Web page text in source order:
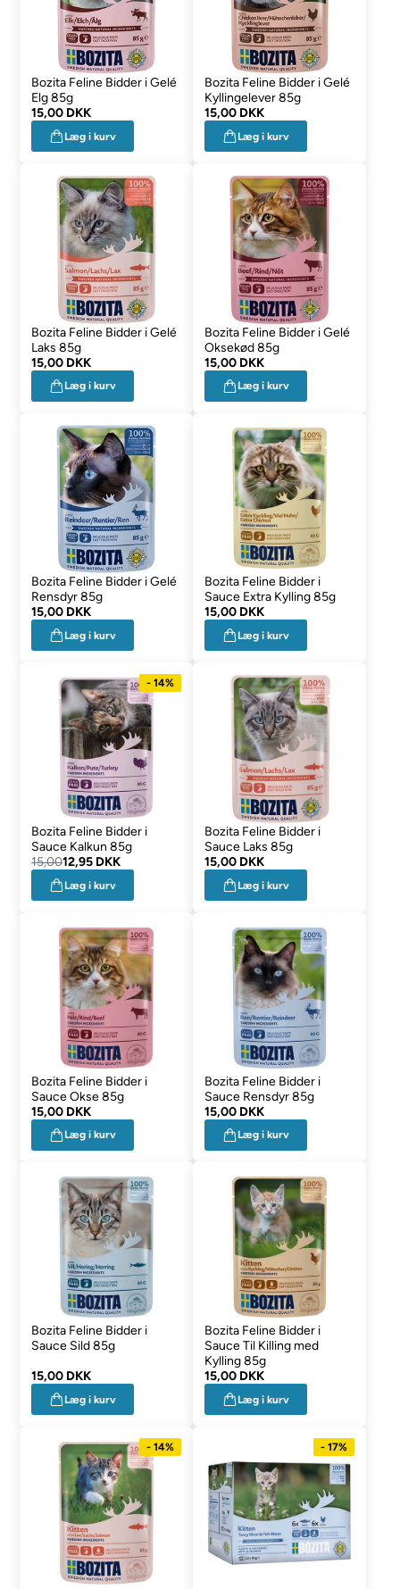
Bozita Feline Bidder i Gelé
Elg 85g
15,00 DKK
Læg i kurv
Bozita Feline Bidder i Gelé
Kyllingelever 85g
15,00 DKK
Læg i kurv
Bozita Feline Bidder i Gelé
Laks 85g
15,00 DKK
Læg i kurv
Bozita Feline Bidder i Gelé
Oksekød 85g
15,00 DKK
Læg i kurv
Bozita Feline Bidder i Gelé
Rensdyr 85g
15,00 DKK
Læg i kurv
Bozita Feline Bidder i
Sauce Extra Kylling 85g
15,00 DKK
Læg i kurv
- 14%
Bozita Feline Bidder i
Sauce Kalkun 85g
15,0012,95 DKK
Læg i kurv
Bozita Feline Bidder i
Sauce Laks 85g
15,00 DKK
Læg i kurv
Bozita Feline Bidder i
Sauce Okse 85g
15,00 DKK
Læg i kurv
Bozita Feline Bidder i
Sauce Rensdyr 85g
15,00 DKK
Læg i kurv
Bozita Feline Bidder i
Sauce Sild 85g
15,00 DKK
Læg i kurv
Bozita Feline Bidder i
Sauce Til Killing med
Kylling 85g
15,00 DKK
Læg i kurv
- 14% - 17%